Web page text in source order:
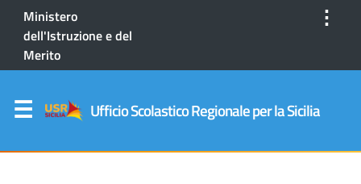
Ministero
dell'Istruzione e del
Merito
⋮
Ufficio Scolastico Regionale per la Sicilia